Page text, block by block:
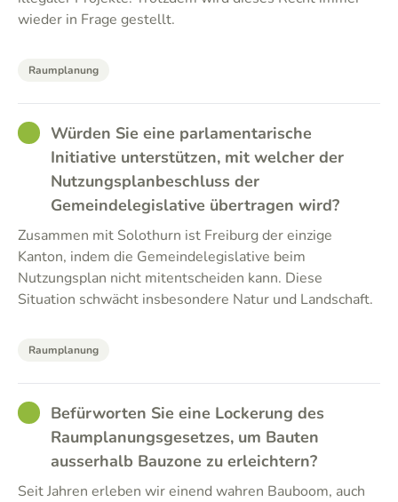
wieder in Frage gestellt.
Raumplanung
GOODWürden Sie eine parlamentarische
Initiative unterstützen, mit welcher der
Nutzungsplanbeschluss der
Gemeindelegislative übertragen wird?
Zusammen mit Solothurn ist Freiburg der einzige
Kanton, indem die Gemeindelegislative beim
Nutzungsplan nicht mitentscheiden kann. Diese
Situation schwächt insbesondere Natur und Landschaft.
Raumplanung
GOODBefürworten Sie eine Lockerung des
Raumplanungsgesetzes, um Bauten
ausserhalb Bauzone zu erleichtern?
Seit Jahren erleben wir einend wahren Bauboom, auch